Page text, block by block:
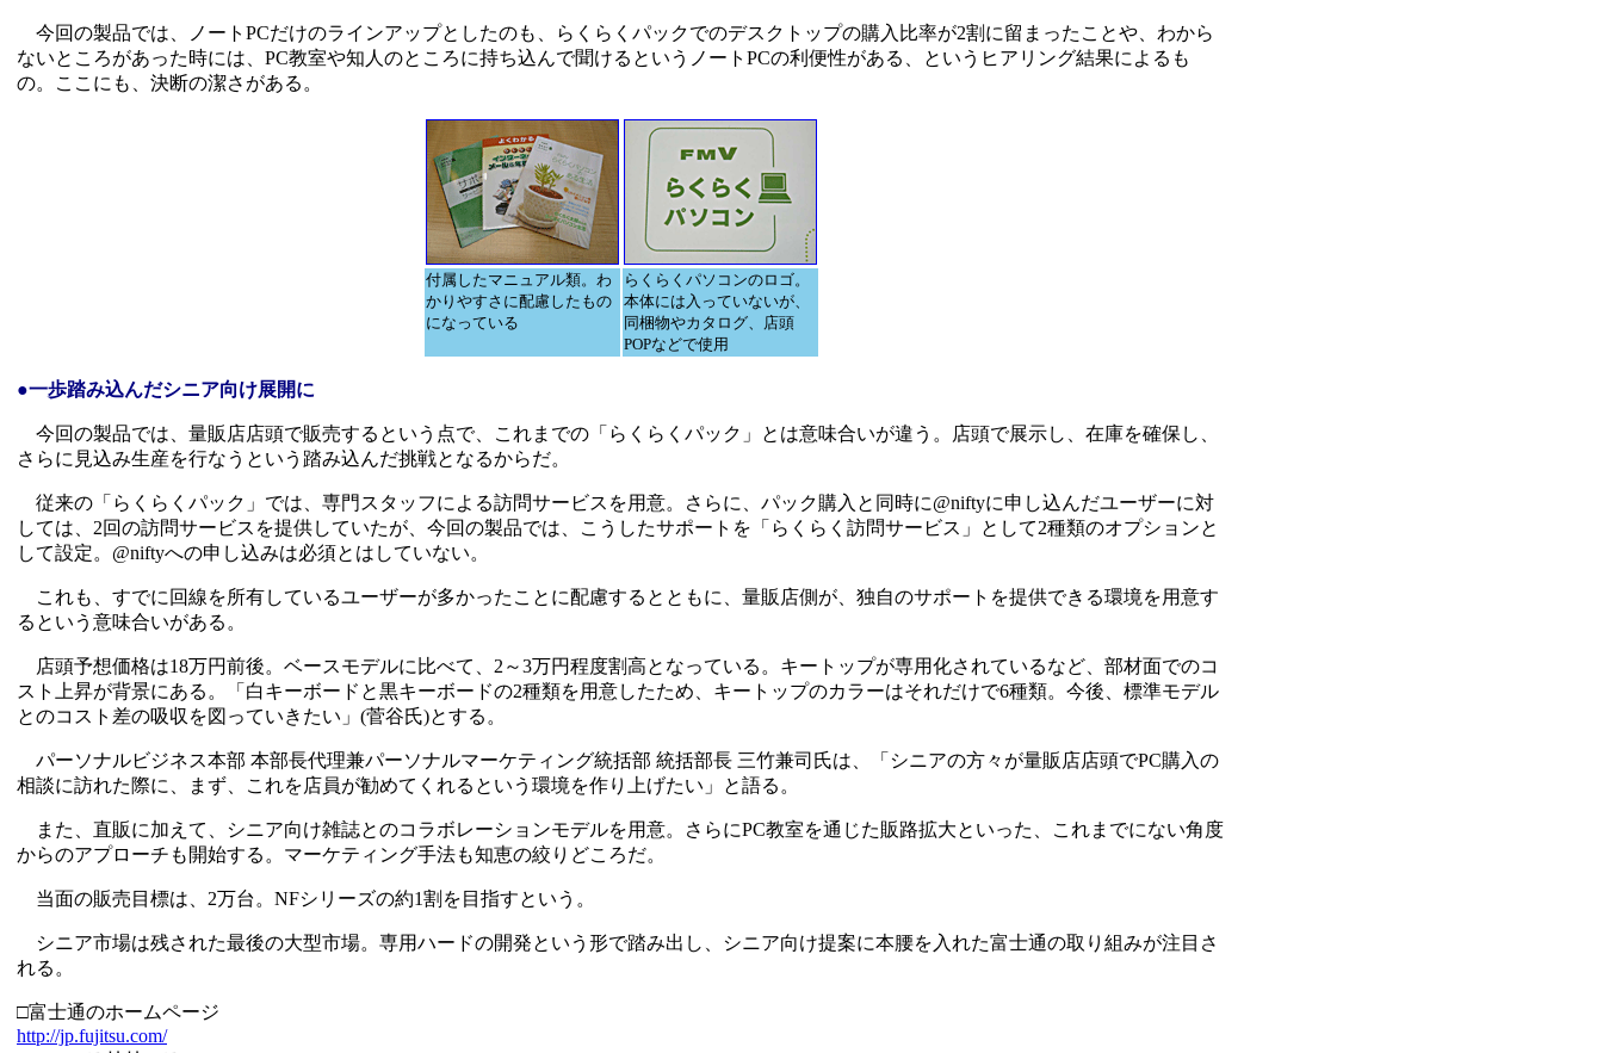
今回の製品では、ノートPCだけのラインアップとしたのも、らくらくパックでのデスクトップの購入比率が2割に留まったことや、わから
ないところがあった時には、PC教室や知人のところに持ち込んで聞けるというノートPCの利便性がある、というヒアリング結果によるも
の。ここにも、決断の潔さがある。
付属したマニュアル類。わ
かりやすさに配慮したもの
になっている
らくらくパソコンのロゴ。
本体には入っていないが、
同梱物やカタログ、店頭
POPなどで使用
●一歩踏み込んだシニア向け展開に
今回の製品では、量販店店頭で販売するという点で、これまでの「らくらくパック」とは意味合いが違う。店頭で展示し、在庫を確保し、
さらに見込み生産を行なうという踏み込んだ挑戦となるからだ。
従来の「らくらくパック」では、専門スタッフによる訪問サービスを用意。さらに、パック購入と同時に@niftyに申し込んだユーザーに対
しては、2回の訪問サービスを提供していたが、今回の製品では、こうしたサポートを「らくらく訪問サービス」として2種類のオプションと
して設定。@niftyへの申し込みは必須とはしていない。
これも、すでに回線を所有しているユーザーが多かったことに配慮するとともに、量販店側が、独自のサポートを提供できる環境を用意す
るという意味合いがある。
店頭予想価格は18万円前後。ベースモデルに比べて、2～3万円程度割高となっている。キートップが専用化されているなど、部材面でのコ
スト上昇が背景にある。「白キーボードと黒キーボードの2種類を用意したため、キートップのカラーはそれだけで6種類。今後、標準モデル
とのコスト差の吸収を図っていきたい」(菅谷氏)とする。
パーソナルビジネス本部 本部長代理兼パーソナルマーケティング統括部 統括部長 三竹兼司氏は、「シニアの方々が量販店店頭でPC購入の
相談に訪れた際に、まず、これを店員が勧めてくれるという環境を作り上げたい」と語る。
また、直販に加えて、シニア向け雑誌とのコラボレーションモデルを用意。さらにPC教室を通じた販路拡大といった、これまでにない角度
からのアプローチも開始する。マーケティング手法も知恵の絞りどころだ。
当面の販売目標は、2万台。NFシリーズの約1割を目指すという。
シニア市場は残された最後の大型市場。専用ハードの開発という形で踏み出し、シニア向け提案に本腰を入れた富士通の取り組みが注目さ
れる。
□富士通のホームページ
http://jp.fujitsu.com/